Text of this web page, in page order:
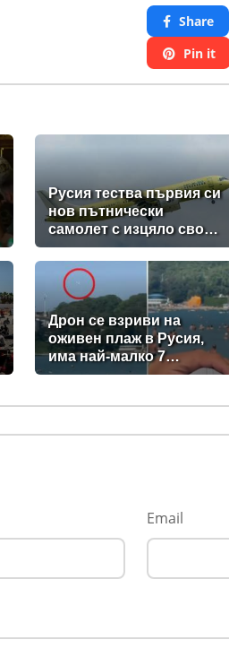
Share
Pin it
Русия тества първия си
нов пътнически
самолет с изцяло свои
компоненти (видео +
снимки)
Дрон се взриви на
оживен плаж в Русия,
има най-малко 7
загинали, сред тях и три
Email